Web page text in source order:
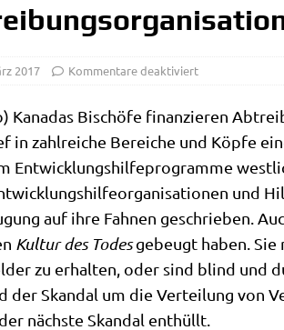
2017 Kommentare deaktiviert
Kana­das Bischö­fe finan­zie­ren
in zahl­rei­che Berei­che und Köp­fe
Ent­wick­lungs­hil­fe­pro­gram­me
und
auf ihre Fah­nen geschrie­ben.
Kul­tur des Todesgebeugt haben. Sie
zu erhal­ten, oder sind blind und
der Skan­dal um die Ver­tei­lung von
näch­ste Skan­dal enthüllt.